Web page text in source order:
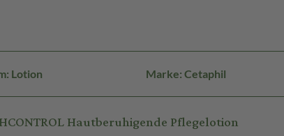
Lotion Marke: Cetaphil
Hautberuhigende Pflegelotion